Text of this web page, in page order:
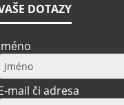
DOTAZY
mail či adresa